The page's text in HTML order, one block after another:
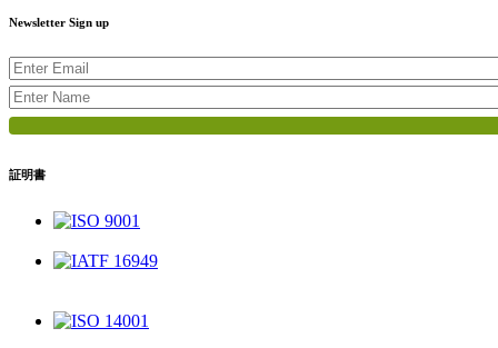
Newsletter Sign up
証明書